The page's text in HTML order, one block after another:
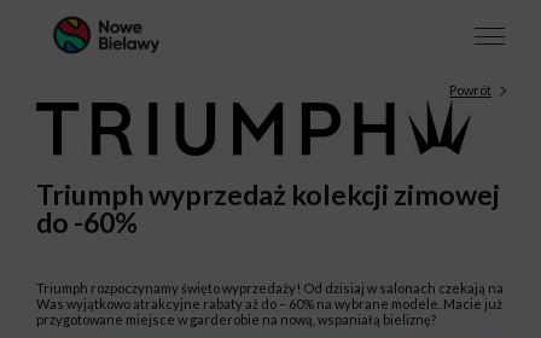
Powrót
Triumph wyprzedaż kolekcji zimowej
do -60%
Triumph rozpoczynamy święto wyprzedaży! Od dzisiaj w salonach czekają na
Was wyjątkowo atrakcyjne rabaty aż do – 60% na wybrane modele. Macie już
przygotowane miejsce w garderobie na nową, wspaniałą bieliznę?